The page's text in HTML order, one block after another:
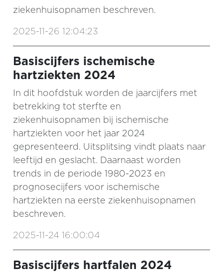
ziekenhuisopnamen beschreven.
2025-11-26 12:04:23
Basiscijfers ischemische
hartziekten 2024
In dit hoofdstuk worden de jaarcijfers met
betrekking tot sterfte en
ziekenhuisopnamen bij ischemische
hartziekten voor het jaar 2024
gepresenteerd. Uitsplitsing vindt plaats naar
leeftijd en geslacht. Daarnaast worden
trends in de periode 1980-2023 en
prognosecijfers voor ischemische
hartziekten na eerste ziekenhuisopnamen
beschreven.
2025-11-24 16:00:04
Basiscijfers hartfalen 2024